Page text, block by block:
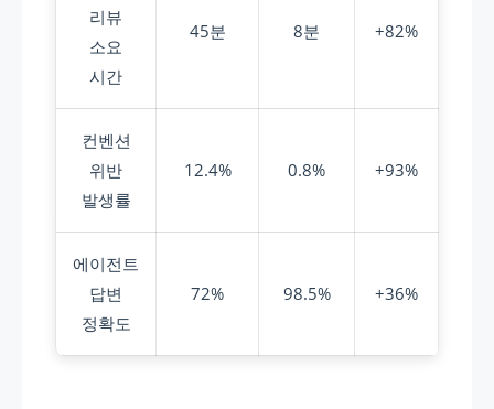
리뷰
소요
시간
45분 8분 +82%
컨벤션
위반
발생률
12.4% 0.8% +93%
에이전트
답변
정확도
72% 98.5% +36%